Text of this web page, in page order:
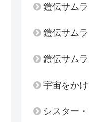
鎧伝サム
鎧伝サム
鎧伝サム
宇宙をか
シスター